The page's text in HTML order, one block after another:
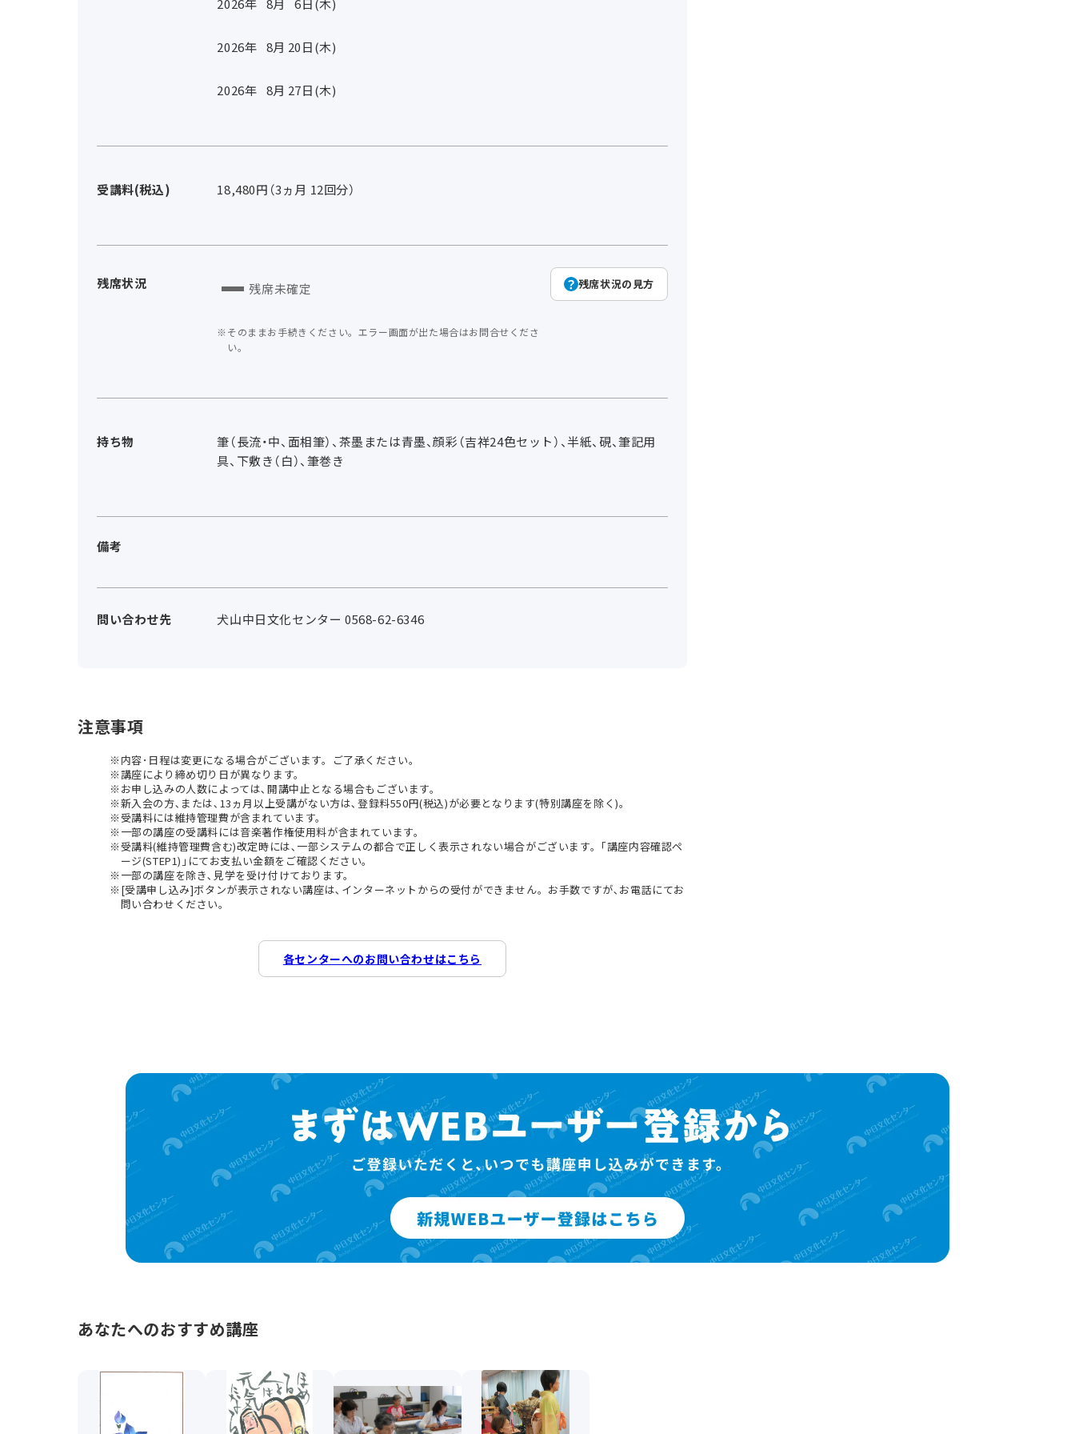
2026年 8月 6 日(木)
2026年 8月 20日(木)
2026年 8月 27日(木)
受講料(税込) 18,480円（3ヵ月 12回分）
残席状況 残席未確定
そのままお手続きください。エラー画面が出た場合はお問合せくださ
い。
残席状況の見方
持ち物
筆（長流・中、面相筆）、茶墨または青墨、顔彩（吉祥24色セット）、半紙、硯、筆記用
具、下敷き（白）、筆巻き
備考
問い合わせ先 犬山中日文化センター 0568-62-6346
注意事項
内容･日程は変更になる場合がございます。ご了承ください。
講座により締め切り日が異なります。
お申し込みの人数によっては､開講中止となる場合もございます。
新入会の方､または､13ヵ月以上受講がない方は､登録料550円(税込)が必要となります(特別講座を除く)。
受講料には維持管理費が含まれています。
一部の講座の受講料には音楽著作権使用料が含まれています。
受講料(維持管理費含む)改定時には､一部システムの都合で正しく表示されない場合がございます。｢講座内容確認ペ
ージ(STEP1)｣にてお支払い金額をご確認ください。
一部の講座を除き､見学を受け付けております。
[受講申し込み]ボタンが表示されない講座は､インターネットからの受付ができません。お手数ですが､お電話にてお
問い合わせください。
各センターへのお問い合わせはこちら
あなたへのおすすめ講座